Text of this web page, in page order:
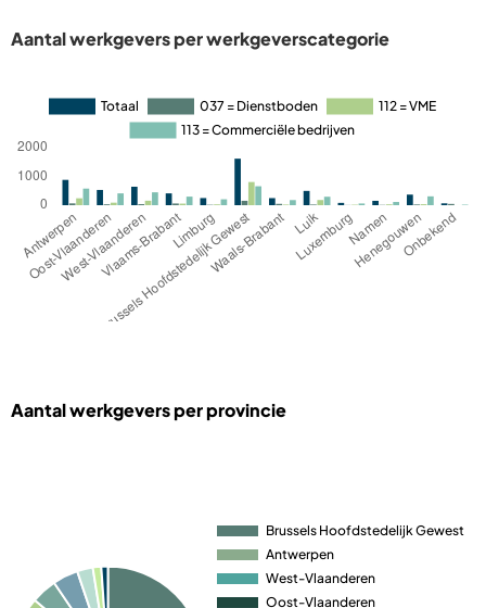
Aantal werkgevers per werkgeverscategorie
Aantal werkgevers per provincie